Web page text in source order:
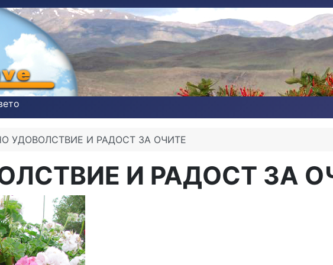
УДОВОЛСТВИЕ И РАДОСТ ЗА ОЧИТЕ
И РАДОСТ ЗА